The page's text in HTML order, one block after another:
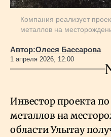
Исследования
Life & Arts
О нас
Все новости
Компания реализует
металлов на
Автор:Олеся Бассарова
1 апреля 2026, 12:00
Инвестор проекта
металлов на
области Улытау